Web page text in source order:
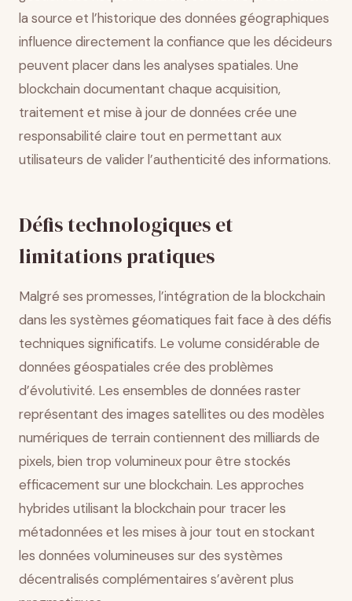
la source et l’historique des données géographiques
influence directement la confiance que les décideurs
peuvent placer dans les analyses spatiales. Une
blockchain documentant chaque acquisition,
traitement et mise à jour de données crée une
responsabilité claire tout en permettant aux
utilisateurs de valider l’authenticité des informations.
Défis technologiques et
limitations pratiques
Malgré ses promesses, l’intégration de la blockchain
dans les systèmes géomatiques fait face à des défis
techniques significatifs. Le volume considérable de
données géospatiales crée des problèmes
d’évolutivité. Les ensembles de données raster
représentant des images satellites ou des modèles
numériques de terrain contiennent des milliards de
pixels, bien trop volumineux pour être stockés
efficacement sur une blockchain. Les approches
hybrides utilisant la blockchain pour tracer les
métadonnées et les mises à jour tout en stockant
les données volumineuses sur des systèmes
décentralisés complémentaires s’avèrent plus